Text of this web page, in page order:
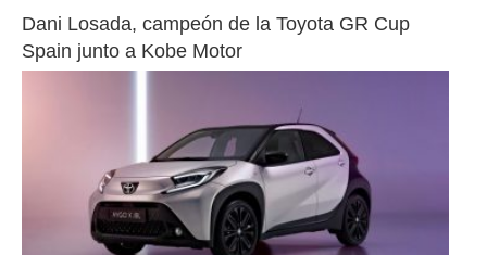
Dani Losada, campeón de la Toyota GR Cup
Spain junto a Kobe Motor